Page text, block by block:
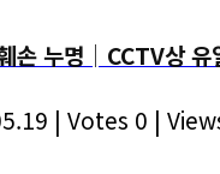
손 누명│CCTV상 유
| Votes 0 |